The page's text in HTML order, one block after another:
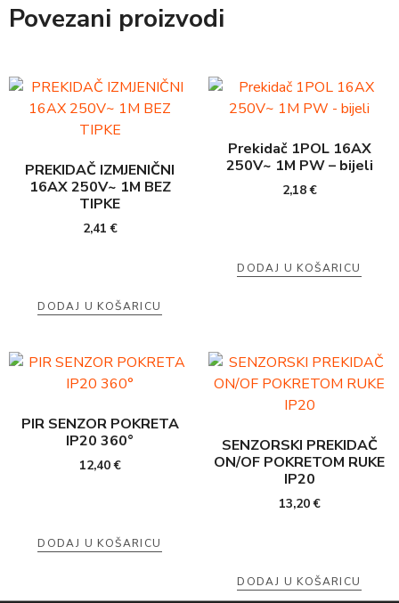
Povezani proizvodi
PREKIDAČ IZMJENIČNI
16AX 250V~ 1M BEZ
TIPKE
2,41€
DODAJ U KOŠARICU
Prekidač 1POL 16AX
250V~ 1M PW – bijeli
2,18€
DODAJ U KOŠARICU
PIR SENZOR POKRETA
IP20 360°
12,40€
DODAJ U KOŠARICU
SENZORSKI PREKIDAČ
ON/OF POKRETOM RUKE
IP20
13,20€
DODAJ U KOŠARICU